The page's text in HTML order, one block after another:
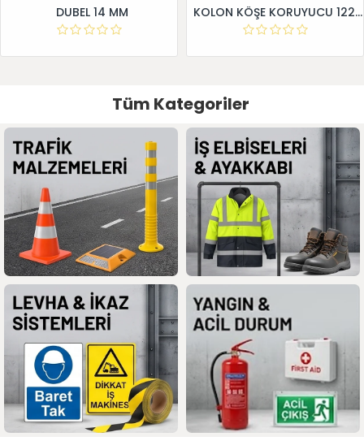
DUBEL 14 MM KOLON KÖŞE KORUYUCU 12295 UB R
Tüm Kategoriler